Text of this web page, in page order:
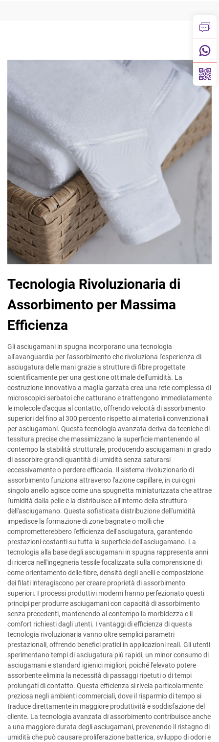
Tecnologia Rivoluzionaria di
Assorbimento per Massima
Efficienza
Gli asciugamani in spugna incorporano una tecnologia
all'avanguardia per l'assorbimento che rivoluziona l'esperienza di
asciugatura delle mani grazie a strutture di fibre progettate
scientificamente per una gestione ottimale dell'umidità. La
costruzione innovativa a maglia garzata crea una rete complessa di
microscopici serbatoi che catturano e trattengono immediatamente
le molecole d'acqua al contatto, offrendo velocità di assorbimento
superiori del fino al 300 percento rispetto ai materiali convenzionali
per asciugamani. Questa tecnologia avanzata deriva da tecniche di
tessitura precise che massimizzano la superficie mantenendo al
contempo la stabilità strutturale, producendo asciugamani in grado
di assorbire grandi quantità di umidità senza saturarsi
eccessivamente o perdere efficacia. Il sistema rivoluzionario di
assorbimento funziona attraverso l'azione capillare, in cui ogni
singolo anello agisce come una spugnetta miniaturizzata che attrae
l'umidità dalla pelle e la distribuisce all'interno della struttura
dell'asciugamano. Questa sofisticata distribuzione dell'umidità
impedisce la formazione di zone bagnate o molli che
comprometterebbero l'efficienza dell'asciugatura, garantendo
prestazioni costanti su tutta la superficie dell'asciugamano. La
tecnologia alla base degli asciugamani in spugna rappresenta anni
di ricerca nell'ingegneria tessile focalizzata sulla comprensione di
come orientamento delle fibre, densità degli anelli e composizione
dei filati interagiscono per creare proprietà di assorbimento
superiori. I processi produttivi moderni hanno perfezionato questi
principi per produrre asciugamani con capacità di assorbimento
senza precedenti, mantenendo al contempo la morbidezza e il
comfort richiesti dagli utenti. I vantaggi di efficienza di questa
tecnologia rivoluzionaria vanno oltre semplici parametri
prestazionali, offrendo benefici pratici in applicazioni reali. Gli utenti
sperimentano tempi di asciugatura più rapidi, un minor consumo di
asciugamani e standard igienici migliori, poiché l'elevato potere
assorbente elimina la necessità di passaggi ripetuti o di tempi
prolungati di contatto. Questa efficienza si rivela particolarmente
preziosa negli ambienti commerciali, dove il risparmio di tempo si
traduce direttamente in maggiore produttività e soddisfazione del
cliente. La tecnologia avanzata di assorbimento contribuisce anche
a una maggiore durata degli asciugamani, prevenendo il ristagno di
umidità che può causare proliferazione batterica, sviluppo di odori e